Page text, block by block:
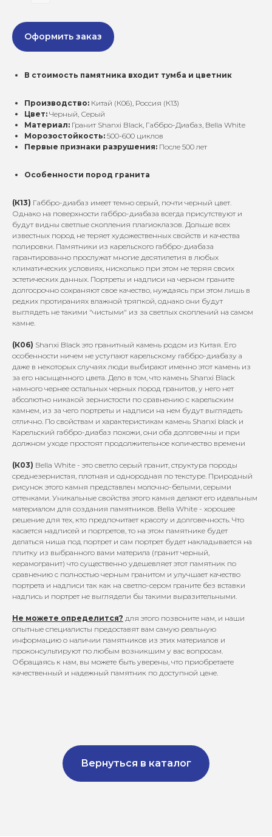
Оформить заказ
В стоимость памятника входит тумба и цветник
Производство: Китай (К06), Россия (К13)
Цвет: Черный, Серый
Материал: Гранит Shanxi Black, Габбро-Диабаз, Bella White
Морозостойкость: 500-600 циклов
Первые признаки разрушения: После 500 лет
Особенности пород гранита
(К13) Габбро-диабаз имеет темно серый, почти черный цвет.
Однако на поверхности габбро-диабаза всегда присутствуют и
будут видны светлые скопления плагиоклазов. Дольше всех
известных пород не теряет художественных свойств и качества
полировки. Памятники из карельского габбро-диабаза
гарантированно прослужат многие десятилетия в любых
климатических условиях, нисколько при этом не теряя своих
эстетических данных. Портреты и надписи на черном граните
долгосрочно сохраняют свое качество, нуждаясь при этом лишь в
редких протираниях влажной тряпкой, однако они будут
выглядеть не такими "чистыми" из за светлых скоплений на самом
камне.
(К06) Shanxi Black это гранитный камень родом из Китая. Его
особенности ничем не уступают карельскому габбро-диабазу а
даже в некоторых случаях люди выбирают именно этот камень из
за его насыщенного цвета. Дело в том, что камень Shanxi Black
намного чернее остальных черных пород гранитов, у него нет
абсолютно никакой зернистости по сравнению с карельским
камнем, из за чего портреты и надписи на нем будут выглядеть
отлично. По свойствам и характеристикам камень Shanxi black и
Карельский габбро-диабаз похожи, они оба долговечны и при
должном уходе простоят продолжительное количество времени
(К03) Bella White - это светло серый гранит, структура породы
среднезернистая, плотная и однородная по текстуре. Природный
рисунок этого камня представлен молочно-белыми, серыми
оттенками. Уникальные свойства этого камня делают его идеальным
материалом для создания памятников. Bella White - хорошее
решение для тех, кто предпочитает красоту и долговечность. Что
касается надписей и портретов, то на этом памятнике будет
делаться ниша под портрет и сам портрет будет накладывается на
плитку из выбранного вами материла (гранит черный,
керамогранит) что существенно удешевляет этот памятник по
сравнению с полностью черным гранитом и улучшает качество
портрета и надписи так как на светло-сером граните без вставки
надпись и портрет не выглядели бы такими выразительными.
Не можете определится? для этого позвоните нам, и наши
опытные специалисты предоставят вам самую реальную
информацию о наличии памятников из этих материалов и
проконсультируют по любым возникшим у вас вопросам.
Обращаясь к нам, вы можете быть уверены, что приобретаете
качественный и надежный памятник по доступной цене.
Вернуться в каталог